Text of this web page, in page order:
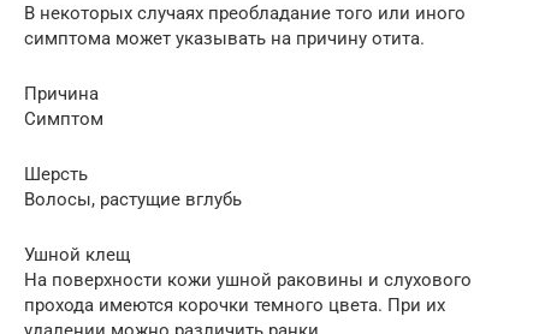
В некоторых случаях преобладание того или иного
симптома может указывать на причину отита.
Причина
Симптом
Шерсть
Волосы, растущие вглубь
Ушной клещ
На поверхности кожи ушной раковины и слухового
прохода имеются корочки темного цвета. При их